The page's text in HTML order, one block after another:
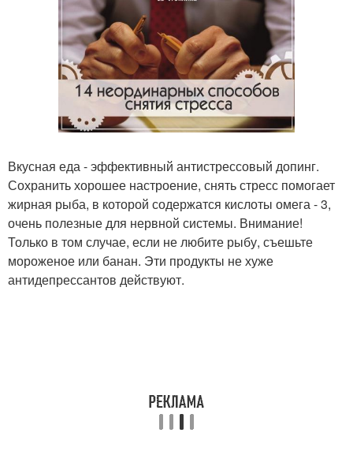
Вкусная еда - эффективный антистрессовый допинг.
Сохранить хорошее настроение, снять стресс помогает
жирная рыба, в которой содержатся кислоты омега - 3,
очень полезные для нервной системы. Внимание!
Только в том случае, если не любите рыбу, съешьте
мороженое или банан. Эти продукты не хуже
антидепрессантов действуют.